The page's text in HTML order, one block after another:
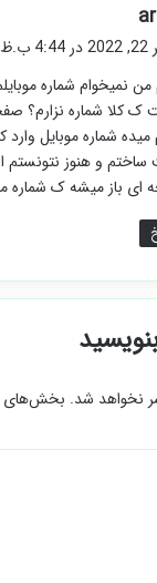
ف
:نمیخوام شماره
کلا شماره نزارم؟
میده شماره موبایل
ساختم و هنوز
ای باز میشه ک شماره
نخواهد شد. بخش‌های